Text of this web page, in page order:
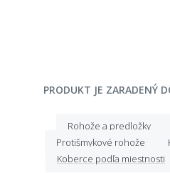
PRODUKT JE ZARADENÝ
Rohože a predložky
Protišmykové rohože
Koberce podľa miestnosti